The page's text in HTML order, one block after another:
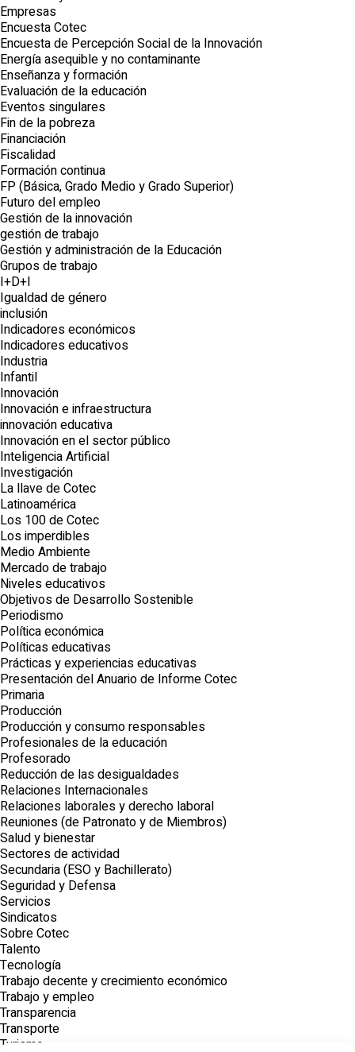
Empresas
Encuesta Cotec
Encuesta de Percepción Social de la Innovación
Energía asequible y no contaminante
Enseñanza y formación
Evaluación de la educación
Eventos singulares
Fin de la pobreza
Financiación
Fiscalidad
Formación continua
FP (Básica, Grado Medio y Grado Superior)
Futuro del empleo
Gestión de la innovación
gestión de trabajo
Gestión y administración de la Educación
Grupos de trabajo
I+D+I
Igualdad de género
inclusión
Indicadores económicos
Indicadores educativos
Industria
Infantil
Innovación
Innovación e infraestructura
innovación educativa
Innovación en el sector público
Inteligencia Artificial
Investigación
La llave de Cotec
Latinoamérica
Los 100 de Cotec
Los imperdibles
Medio Ambiente
Mercado de trabajo
Niveles educativos
Objetivos de Desarrollo Sostenible
Periodismo
Política económica
Políticas educativas
Prácticas y experiencias educativas
Presentación del Anuario de Informe Cotec
Primaria
Producción
Producción y consumo responsables
Profesionales de la educación
Profesorado
Reducción de las desigualdades
Relaciones Internacionales
Relaciones laborales y derecho laboral
Reuniones (de Patronato y de Miembros)
Salud y bienestar
Sectores de actividad
Secundaria (ESO y Bachillerato)
Seguridad y Defensa
Servicios
Sindicatos
Sobre Cotec
Talento
Tecnología
Trabajo decente y crecimiento económico
Trabajo y empleo
Transparencia
Transporte
Turismo